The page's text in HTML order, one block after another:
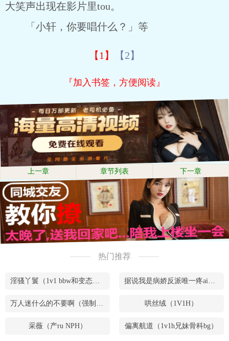
大笑声出现在影片里tou。
「小轩，你要唱什么？」等
【1】 【2】
『加入书签，方便阅读』
上一章 章节列表 下一章
热门推荐
淫骚丫鬟（1v1 bbw和变态腹黑男） 据说我是病娇反派唯一疼ai的妹妹（兄妹骨）
万人迷什么的不要啊（强制NPH） 哄丝绒（1V1H）
采薇（产ru NPH） 偏离航道（1v1h兄妹骨科bg）